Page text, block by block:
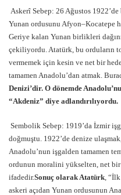
Askerî Sebep: 26 Ağustos
Yunan ordusunu Afyon–Kocatepe
Geriye kalan Yunan birlikleri
çekiliyordu. Atatürk, bu orduların
vermemek için kesin ve net bir
tamamen Anadolu’dan atmak.
Denizi’dir. O dönemde
“Akdeniz” diye adlandırılıyordu.
Sembolik Sebep: 1919’da İzmir
doğmuştu. 1922’de denize
Anadolu’nun işgalden tamamen
ordunun moralini yükselten, net
ifadedir.Sonuç olarak Atatürk,
askeri açıdan Yunan ordusunun